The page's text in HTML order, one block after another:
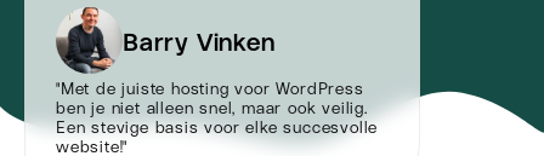
Barry Vinken
"Met de juiste hosting voor WordPress
ben je niet alleen snel, maar ook veilig.
Een stevige basis voor elke succesvolle
website!"